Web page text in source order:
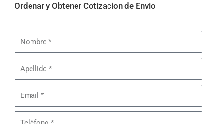
Ordenar y Obtener Cotizacion de Envio